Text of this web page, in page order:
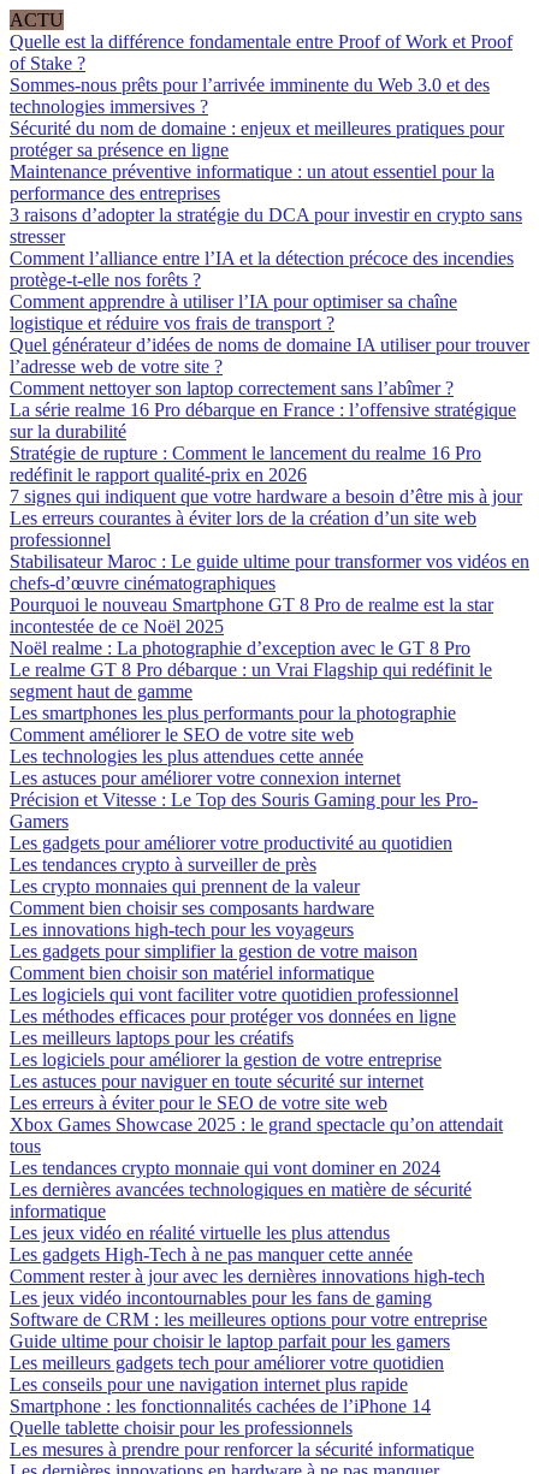
ACTU
Quelle est la différence fondamentale entre Proof of Work et Proof
of Stake ?
Sommes-nous prêts pour l’arrivée imminente du Web 3.0 et des
technologies immersives ?
Sécurité du nom de domaine : enjeux et meilleures pratiques pour
protéger sa présence en ligne
Maintenance préventive informatique : un atout essentiel pour la
performance des entreprises
3 raisons d’adopter la stratégie du DCA pour investir en crypto sans
stresser
Comment l’alliance entre l’IA et la détection précoce des incendies
protège-t-elle nos forêts ?
Comment apprendre à utiliser l’IA pour optimiser sa chaîne
logistique et réduire vos frais de transport ?
Quel générateur d’idées de noms de domaine IA utiliser pour trouver
l’adresse web de votre site ?
Comment nettoyer son laptop correctement sans l’abîmer ?
La série realme 16 Pro débarque en France : l’offensive stratégique
sur la durabilité
Stratégie de rupture : Comment le lancement du realme 16 Pro
redéfinit le rapport qualité-prix en 2026
7 signes qui indiquent que votre hardware a besoin d’être mis à jour
Les erreurs courantes à éviter lors de la création d’un site web
professionnel
Stabilisateur Maroc : Le guide ultime pour transformer vos vidéos en
chefs-d’œuvre cinématographiques
Pourquoi le nouveau Smartphone GT 8 Pro de realme est la star
incontestée de ce Noël 2025
Noël realme : La photographie d’exception avec le GT 8 Pro
Le realme GT 8 Pro débarque : un Vrai Flagship qui redéfinit le
segment haut de gamme
Les smartphones les plus performants pour la photographie
Comment améliorer le SEO de votre site web
Les technologies les plus attendues cette année
Les astuces pour améliorer votre connexion internet
Précision et Vitesse : Le Top des Souris Gaming pour les Pro-
Gamers
Les gadgets pour améliorer votre productivité au quotidien
Les tendances crypto à surveiller de près
Les crypto monnaies qui prennent de la valeur
Comment bien choisir ses composants hardware
Les innovations high-tech pour les voyageurs
Les gadgets pour simplifier la gestion de votre maison
Comment bien choisir son matériel informatique
Les logiciels qui vont faciliter votre quotidien professionnel
Les méthodes efficaces pour protéger vos données en ligne
Les meilleurs laptops pour les créatifs
Les logiciels pour améliorer la gestion de votre entreprise
Les astuces pour naviguer en toute sécurité sur internet
Les erreurs à éviter pour le SEO de votre site web
Xbox Games Showcase 2025 : le grand spectacle qu’on attendait
tous
Les tendances crypto monnaie qui vont dominer en 2024
Les dernières avancées technologiques en matière de sécurité
informatique
Les jeux vidéo en réalité virtuelle les plus attendus
Les gadgets High-Tech à ne pas manquer cette année
Comment rester à jour avec les dernières innovations high-tech
Les jeux vidéo incontournables pour les fans de gaming
Software de CRM : les meilleures options pour votre entreprise
Guide ultime pour choisir le laptop parfait pour les gamers
Les meilleurs gadgets tech pour améliorer votre quotidien
Les conseils pour une navigation internet plus rapide
Smartphone : les fonctionnalités cachées de l’iPhone 14
Quelle tablette choisir pour les professionnels
Les mesures à prendre pour renforcer la sécurité informatique